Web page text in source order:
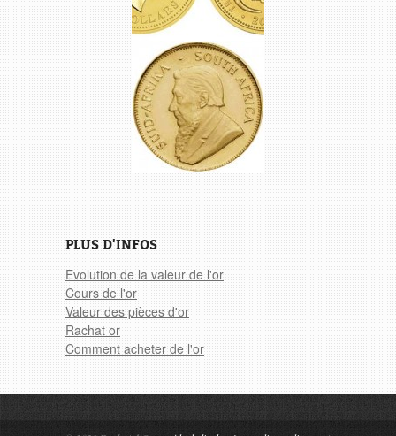
PLUS D'INFOS
Evolution de la valeur de l'or
Cours de l'or
Valeur des pièces d'or
Rachat or
Comment acheter de l'or